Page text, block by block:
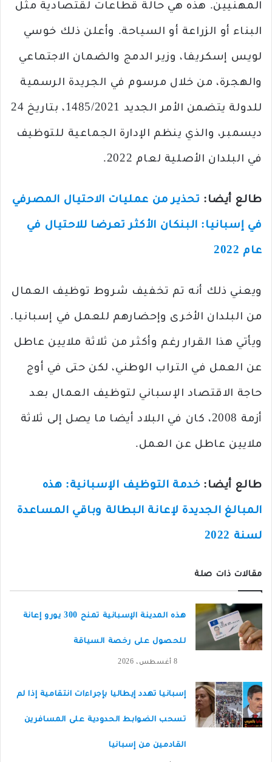
المهنيين. هذه هي حالة قطاعات لقتصادية مثل
البناء أو الزراعة أو السياحة. وأعلن ذلك خوسي
لويس إسكريفا، وزير الدمج والضمان الاجتماعي
والهجرة، من خلال مرسوم في الجريدة الرسمية
للدولة يتضمن الأمر الجديد 1485/2021، بتاريخ 24
ديسمبر، والذي ينظم الإدارة الجماعية للتوظيف
في البلدان الأصلية لعام 2022.
طالع أيضا: تحذير من عمليات الاحتيال المصرفي
في إسبانيا: البنكان الأكثر تعرضا للاحتيال في
عام 2022
ويعني ذلك أنه تم تخفيف شروط توظيف العمال
من البلدان الأخرى وإحضارهم للعمل في إسبانيا.
ويأتي هذا القرار رغم وأكثر من ثلاثة ملايين عاطل
عن العمل في التراب الوطني، لكن حتى في أوج
حاجة الاقتصاد الإسباني لتوظيف العمال بعد
أزمة 2008، كان في البلاد أيضا ما يصل إلى ثلاثة
ملايين عاطل عن العمل.
طالع أيضا:خدمة التوظيف الإسبانية: هذه
المبالغ الجديدة لإعانة البطالة وباقي المساعدة
لسنة 2022
مقالات ذات صلة
هذه المدينة الإسبانية تمنح 300 يورو إعانة
للحصول على رخصة السياقة
8 أغسطس، 2026
إسبانيا تهدد إيطاليا بإجراءات انتقامية إذا لم
تسحب الضوابط الحدودية على المسافرين
القادمين من إسبانيا